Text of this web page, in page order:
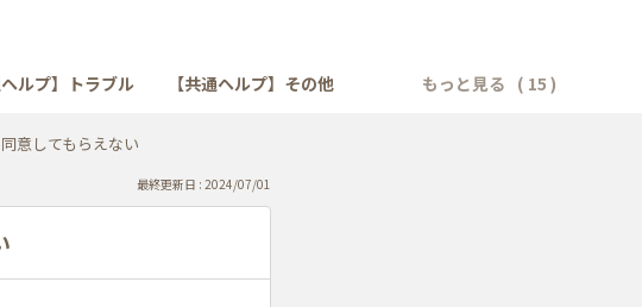
ヘルプ】トラブル 【共通ヘルプ】その他 もっと見る
意してもらえない
最終更新日 : 2024/07/01